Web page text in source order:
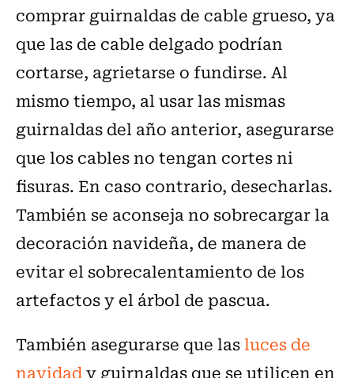
comprar guirnaldas de cable grueso, ya
que las de cable delgado podrían
cortarse, agrietarse o fundirse. Al
mismo tiempo, al usar las mismas
guirnaldas del año anterior, asegurarse
que los cables no tengan cortes ni
fisuras. En caso contrario, desecharlas.
También se aconseja no sobrecargar la
decoración navideña, de manera de
evitar el sobrecalentamiento de los
artefactos y el árbol de pascua.
También asegurarse que lasluces de
navidady guirnaldas que se utilicen en